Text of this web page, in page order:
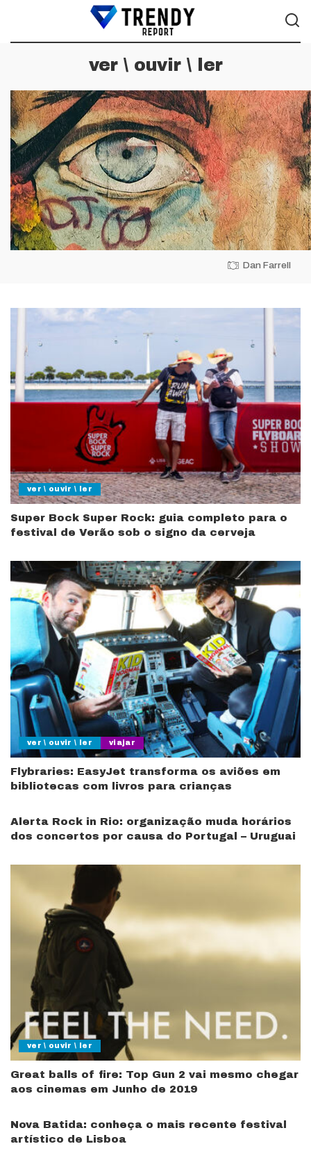
ver \ ouvir \ ler
Dan Farrell
ver \ ouvir \ ler
Super Bock Super Rock: guia completo para o
festival de Verão sob o signo da cerveja
ver \ ouvir \ ler viajar
Flybraries: EasyJet transforma os aviões em
bibliotecas com livros para crianças
Alerta Rock in Rio: organização muda horários
dos concertos por causa do Portugal – Uruguai
ver \ ouvir \ ler
Great balls of fire: Top Gun 2 vai mesmo chegar
aos cinemas em Junho de 2019
Nova Batida: conheça o mais recente festival
artístico de Lisboa